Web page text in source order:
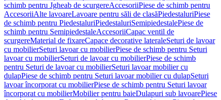
schimb pentru Jgheab de scurgereAccesoriiPiese de schimb pentru
AccesoriiAlte lavoareLavoare pentru săli de clasăPiedestaluriPiese
de schimb pentru PiedestaluriPiedestaluriSemipiedestalePiese de
schimb pentru SemipiedestaleAccesoriiCapac ventil de
scurgereMaterial de fixareCapace decorative lateraleSeturi de lavoar
cu mobilierSeturi lavoar cu mobilierPiese de schimb pentru Seturi
lavoar cu mobilierSeturi de lavoar cu mobilierPiese de schimb
pentru Seturi de lavoar cu mobilierSeturi lavoar mobilier cu
dulapPiese de schimb pentru Seturi lavoar mobilier cu dulapSeturi
lavoar încorporat cu mobilierPiese de schimb pentru Seturi lavoar
încorporat cu mobilierMobilier pentru baieDulapuri sub lavoarePiese